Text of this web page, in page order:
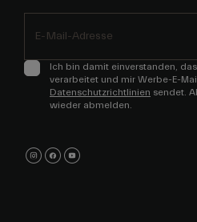
Ich bin damit einverstanden,
verarbeitet und mir Werbe-E-
Datenschutzrichtlinien sendet.
wieder abmelden.